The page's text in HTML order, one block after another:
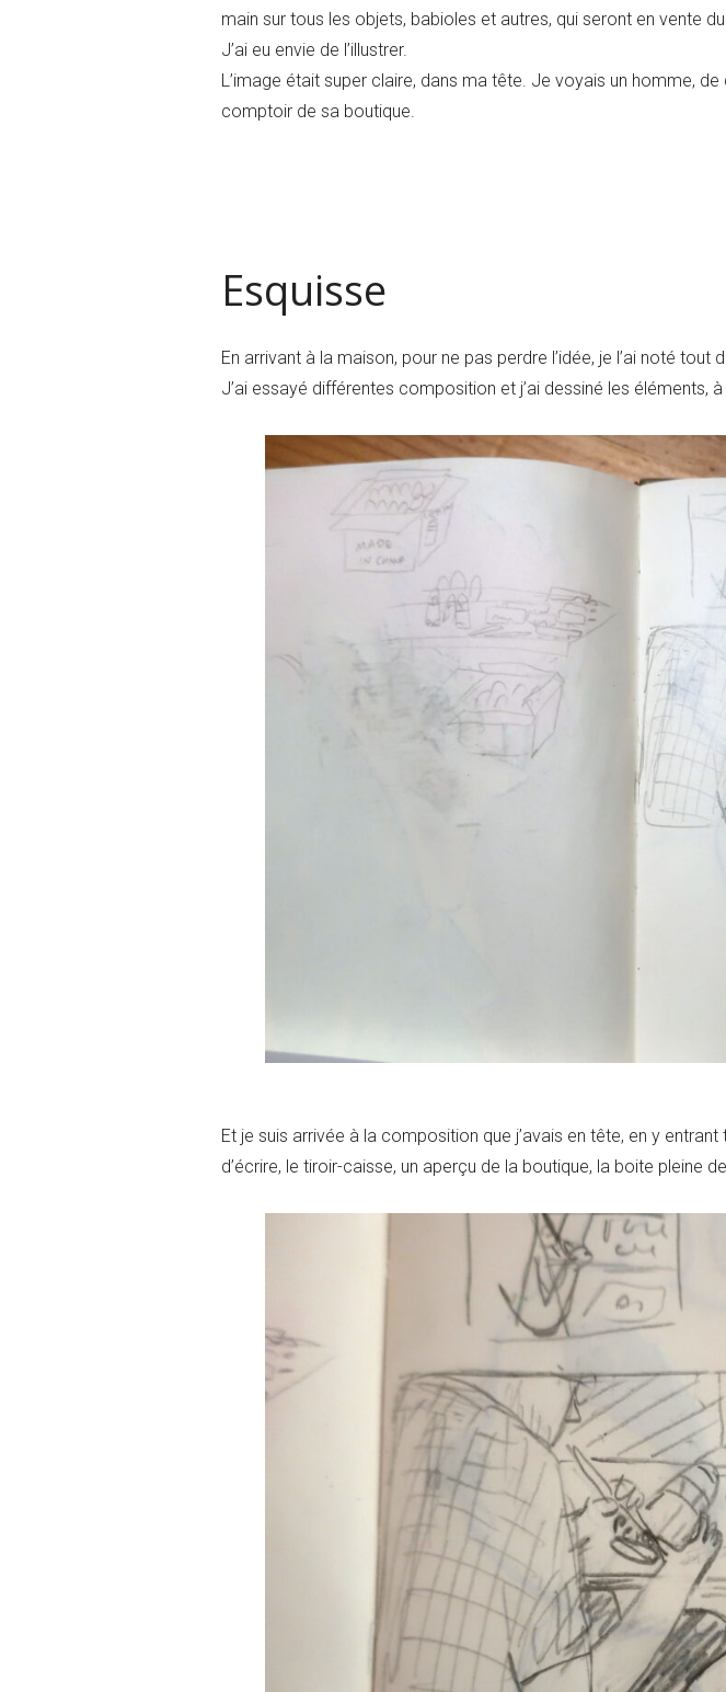
main sur tous les objets, babioles et autres, qui seront en vente
J’ai eu envie de l’illustrer.
L’image était super claire, dans ma tête. Je voyais un homme,
comptoir de sa boutique.
Esquisse
En arrivant à la maison, pour ne pas perdre l’idée, je l’ai noté tout
J’ai essayé différentes composition et j’ai dessiné les éléments,
Et je suis arrivée à la composition que j’avais en tête, en y
d’écrire, le tiroir-caisse, un aperçu de la boutique, la boite pleine